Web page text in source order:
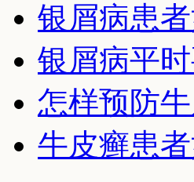
银屑病患
银屑病平
怎样预防
牛皮癣患